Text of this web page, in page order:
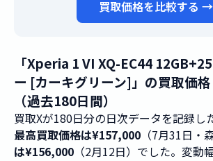
買取価格を比較する →
「Xperia 1 VI XQ-EC44
ー [カーキグリーン]」の買取価
（過去180日間）
買取Xが180日分の日次データを記録し
最高買取価格は¥157,000 （7月31日・
は¥156,000 （2月12日）でした。変動